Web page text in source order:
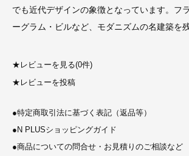
でも近代デザインの象徴となっています。フ
ーグラム・ビルなど、モダニズムの名建築を
★ レビューを見る(0件)
★ レビューを投稿
●特定商取引法に基づく表記（返品等）
● N PLUSショッピングガイド
●商品についての問合せ・お見積りのご相談など